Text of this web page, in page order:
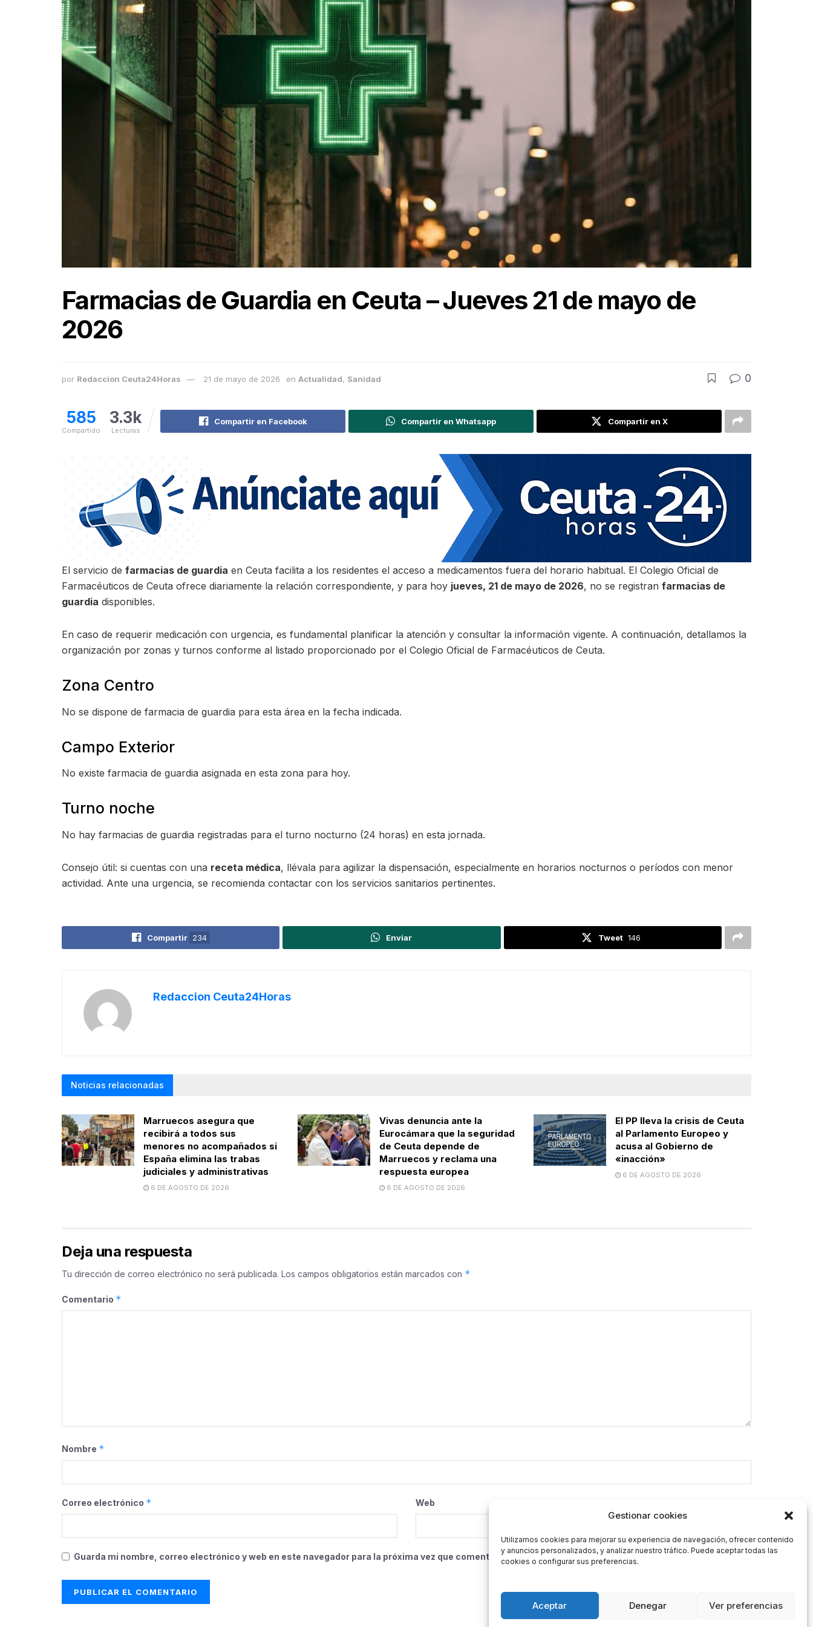
Gestionar cookies
Utilizamos cookies para mejorar su experiencia de navegación, ofrecer contenido
y anuncios personalizados, y analizar nuestro tráfico. Puede aceptar todas las
cookies o configurar sus preferencias.
Aceptar Denegar Ver preferencias
Farmacias de Guardia en Ceuta – Jueves 21 de mayo de
2026
por Redaccion Ceuta24Horas 21 de mayo de 2026 en Actualidad, Sanidad 0
585
Compartido
3.3k
Lecturas
Compartir en Facebook Compartir en Whatsapp Compartir en X
El servicio de farmacias de guardia en Ceuta facilita a los residentes el acceso a medicamentos fuera del horario habitual. El Colegio Oficial de
Farmacéuticos de Ceuta ofrece diariamente la relación correspondiente, y para hoy jueves, 21 de mayo de 2026, no se registran farmacias de
guardia disponibles.
En caso de requerir medicación con urgencia, es fundamental planificar la atención y consultar la información vigente. A continuación, detallamos la
organización por zonas y turnos conforme al listado proporcionado por el Colegio Oficial de Farmacéuticos de Ceuta.
Zona Centro
No se dispone de farmacia de guardia para esta área en la fecha indicada.
Campo Exterior
No existe farmacia de guardia asignada en esta zona para hoy.
Turno noche
No hay farmacias de guardia registradas para el turno nocturno (24 horas) en esta jornada.
Consejo útil: si cuentas con una receta médica, llévala para agilizar la dispensación, especialmente en horarios nocturnos o períodos con menor
actividad. Ante una urgencia, se recomienda contactar con los servicios sanitarios pertinentes.
Compartir 234 Enviar Tweet 146
Redaccion Ceuta24Horas
Noticias relacionadas
Marruecos asegura que
recibirá a todos sus
menores no acompañados si
España elimina las trabas
judiciales y administrativas
6 DE AGOSTO DE 2026
Vivas denuncia ante la
Eurocámara que la seguridad
de Ceuta depende de
Marruecos y reclama una
respuesta europea
6 DE AGOSTO DE 2026
El PP lleva la crisis de Ceuta
al Parlamento Europeo y
acusa al Gobierno de
«inacción»
6 DE AGOSTO DE 2026
Deja una respuesta
Tu dirección de correo electrónico no será publicada. Los campos obligatorios están marcados con *
Comentario *
Nombre *
Correo electrónico * Web
Guarda mi nombre, correo electrónico y web en este navegador para la próxima vez que comente.